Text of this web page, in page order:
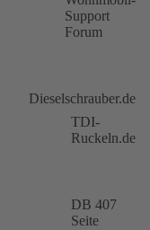
Support
Forum
Dieselschrauber.de
TDI-
Ruckeln.de
DB 407
Seite